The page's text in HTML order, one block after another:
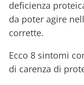
deficienza
da poter agire
corrette.
Ecco 8 sintomi
di carenza di